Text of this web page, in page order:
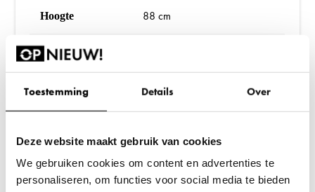
Toestemming Details Over
Deze website maakt gebruik van cookies
We gebruiken cookies om content en advertenties te
personaliseren, om functies voor social media te bieden
Hoogte 88 cm
Zithoogte
Zitbreedte 46 cm